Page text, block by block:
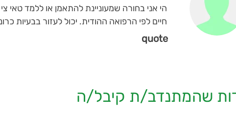
הי אני בחורה שמעוניינת להתאמן או ללמד טאי
חיים לפי הרפואה ההודית. יכול לעזור בבעיות
quote
שהמתנדב/ת קיבל/ה